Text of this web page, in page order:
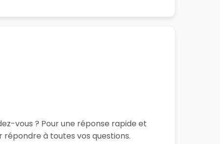
vous ? Pour une réponse rapide et
à toutes vos questions.